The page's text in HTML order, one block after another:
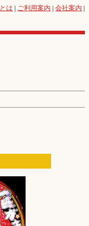
とは | ご利用案内 | 会社案内 |